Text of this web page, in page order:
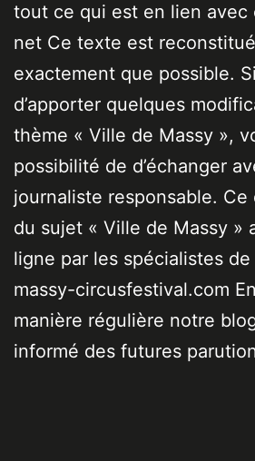
tout ce qui est en lien avec
net Ce texte est
exactement que possible.
d’apporter quelques
thème « Ville de Massy »,
possibilité de d’échanger
journaliste responsable. Ce
du sujet « Ville de Massy »
ligne par les spécialistes
massy-circusfestival.com
manière régulière notre
informé des futures